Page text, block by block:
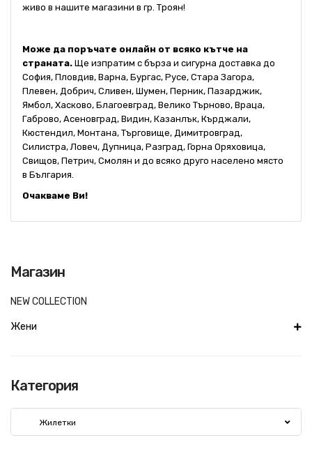
живо в нашите магазини в гр. Троян!
Може да поръчате онлайн от всяко кътче на
страната. Ще изпратим с бърза и сигурна доставка до
София, Пловдив, Варна, Бургас, Русе, Стара Загора,
Плевен, Добрич, Сливен, Шумен, Перник, Пазарджик,
Ямбол, Хасково, Благоевград, Велико Търново, Враца,
Габрово, Асеновград, Видин, Казанлък, Кърджали,
Кюстендил, Монтана, Търговище, Димитровград,
Силистра, Ловеч, Дупница, Разград, Горна Оряховица,
Свищов, Петрич, Смолян и до всяко друго населено място
в България.
Очакваме Ви!
Магазин
NEW COLLECTION
Жени
Категория
Жилетки